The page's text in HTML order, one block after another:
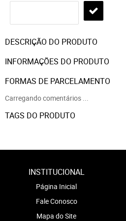
DESCRIÇÃO DO PRODUTO
INFORMAÇÕES DO PRODUTO
FORMAS DE PARCELAMENTO
Carregando comentários ...
TAGS DO PRODUTO
INSTITUCIONAL
Página Inicial
Fale Conosco
Mapa do Site